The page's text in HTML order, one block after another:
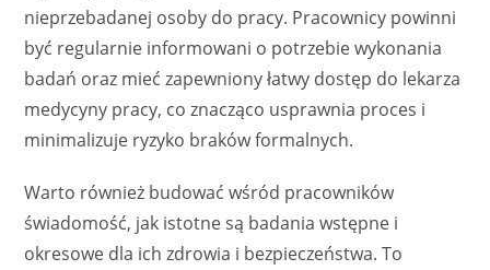
nieprzebadanej osoby do pracy. Pracownicy powinni
być regularnie informowani o potrzebie wykonania
badań oraz mieć zapewniony łatwy dostęp do lekarza
medycyny pracy, co znacząco usprawnia proces i
minimalizuje ryzyko braków formalnych.
Warto również budować wśród pracowników
świadomość, jak istotne są badania wstępne i
okresowe dla ich zdrowia i bezpieczeństwa. To